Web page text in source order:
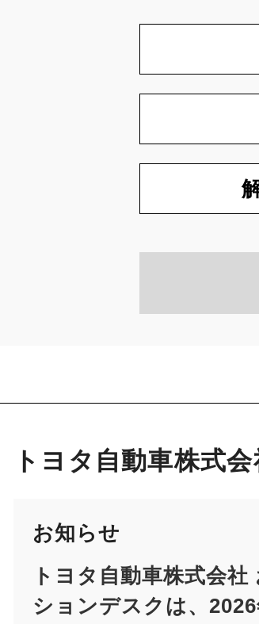
トヨタ自動車株式
お知らせ
トヨタ自動車株式会
ションデスクは、